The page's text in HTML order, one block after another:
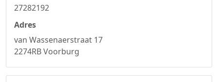
27282192
Adres
van Wassenaerstraat 17
2274RB Voorburg